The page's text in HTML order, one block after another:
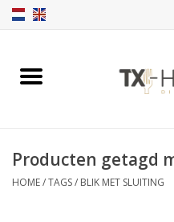
Home
Catalogi
Producten getagd
HOME/TAGS/ BLIK MET SLUITING